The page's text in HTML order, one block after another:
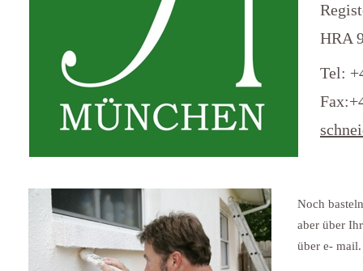
HRA
Tel:
Noch
aber über
über e- mail.